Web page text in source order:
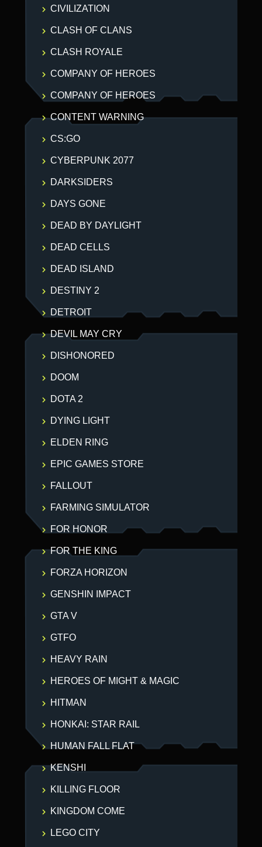
CIVILIZATION
CLASH OF CLANS
CLASH ROYALE
COMPANY OF HEROES
COMPANY OF HEROES
CONTENT WARNING
CS:GO
CYBERPUNK 2077
DARKSIDERS
DAYS GONE
DEAD BY DAYLIGHT
DEAD CELLS
DEAD ISLAND
DESTINY 2
DETROIT
DEVIL MAY CRY
DISHONORED
DOOM
DOTA 2
DYING LIGHT
ELDEN RING
EPIC GAMES STORE
FALLOUT
FARMING SIMULATOR
FOR HONOR
FOR THE KING
FORZA HORIZON
GENSHIN IMPACT
GTA V
GTFO
HEAVY RAIN
HEROES OF MIGHT & MAGIC
HITMAN
HONKAI: STAR RAIL
HUMAN FALL FLAT
KENSHI
KILLING FLOOR
KINGDOM COME
LEGO CITY